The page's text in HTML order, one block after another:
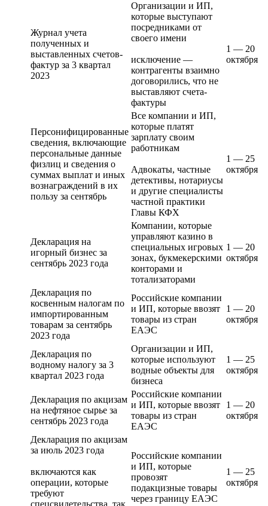
Журнал учета
полученных и
выставленных счетов-
фактур за 3 квартал
2023
Организации и ИП,
которые выступают
посредниками от
своего имени
исключение —
контрагенты взаимно
договорились, что не
выставляют счета-
фактуры
1 — 20
октября
Персонифицированные
сведения, включающие
персональные данные
физлиц и сведения о
суммах выплат и иных
вознаграждений в их
пользу за сентябрь
Все компании и ИП,
которые платят
зарплату своим
работникам
Адвокаты, частные
детективы, нотариусы
и другие специалисты
частной практики
Главы КФХ
1 — 25
октября
Декларация на
игорный бизнес за
сентябрь 2023 года
Компании, которые
управляют казино в
специальных игровых
зонах, букмекерскими
конторами и
тотализаторами
1 — 20
октября
Декларация по
косвенным налогам по
импортированным
товарам за сентябрь
2023 года
Российские компании
и ИП, которые ввозят
товары из стран
ЕАЭС
1 — 20
октября
Декларация по
водному налогу за 3
квартал 2023 года
Организации и ИП,
которые используют
водные объекты для
бизнеса
1 — 25
октября
Декларация по акцизам
на нефтяное сырье за
сентябрь 2023 года
Российские компании
и ИП, которые ввозят
товары из стран
ЕАЭС
1 — 20
октября
Декларация по акцизам
за июль 2023 года
включаются как
операции, которые
требуют
спецсвидетельства, так
Российские компании
и ИП, которые
провозят
подакцизные товары
через границу ЕАЭС
1 — 25
октября